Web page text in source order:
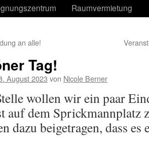
Raumvermietung
an alle!
Tag!
August 2023 von Nicole Berner
wollen wir ein paar
auf dem Sprickmannplatz
dazu beigetragen, dass